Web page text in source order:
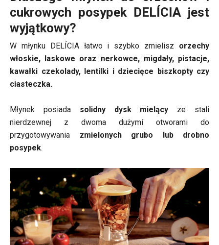
cukrowych posypek DELÍCIA jest
wyjątkowy?
W młynku DELÍCIA łatwo i szybko zmielisz orzechy
włoskie, laskowe oraz nerkowce, migdały, pistacje,
kawałki czekolady, lentilki i dziecięce biszkopty czy
ciasteczka.
Młynek posiada solidny dysk mielący ze stali
nierdzewnej z dwoma dużymi otworami do
przygotowywania zmielonych grubo lub drobno
posypek.